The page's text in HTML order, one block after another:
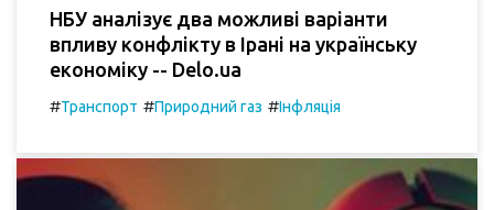
НБУ аналізує два можливі варіанти
впливу конфлікту в Ірані на українську
економіку -- Delo.ua
#Транспорт #Природний газ #Інфляція